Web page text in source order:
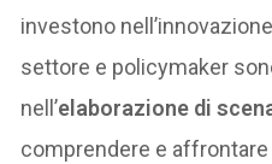
investono
settore e policymaker
nell’elaborazione di
comprendere e